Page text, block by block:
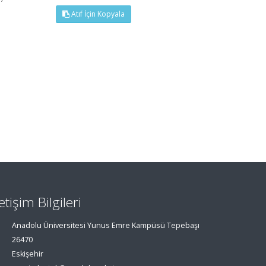
Atıf İçin Kopyala
Bilgileri
Anadolu Üniversitesi Yunus Emre Kampüsü Tepebaşı
26470
Eskişehir